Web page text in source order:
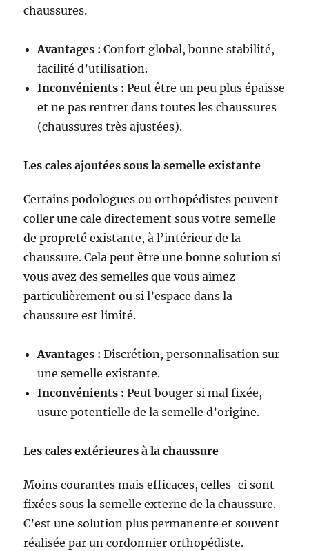
chaussures.
Avantages : Confort global, bonne stabilité,
facilité d’utilisation.
Inconvénients : Peut être un peu plus épaisse
et ne pas rentrer dans toutes les chaussures
(chaussures très ajustées).
Les cales ajoutées sous la semelle existante
Certains podologues ou orthopédistes peuvent
coller une cale directement sous votre semelle
de propreté existante, à l’intérieur de la
chaussure. Cela peut être une bonne solution si
vous avez des semelles que vous aimez
particulièrement ou si l’espace dans la
chaussure est limité.
Avantages : Discrétion, personnalisation sur
une semelle existante.
Inconvénients : Peut bouger si mal fixée,
usure potentielle de la semelle d’origine.
Les cales extérieures à la chaussure
Moins courantes mais efficaces, celles-ci sont
fixées sous la semelle externe de la chaussure.
C’est une solution plus permanente et souvent
réalisée par un cordonnier orthopédiste.